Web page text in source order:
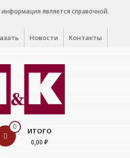
является справочной.
Новости Контакты
0 ИТОГО
0,00 ₽